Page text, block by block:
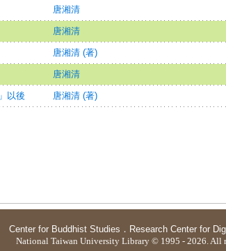
唐湘清
唐湘清
唐湘清 (著)
唐湘清
以後 唐湘清 (著)
Center for Buddhist Studies ． Research Center for
National Taiwan University Library © 1995 - 2026. All